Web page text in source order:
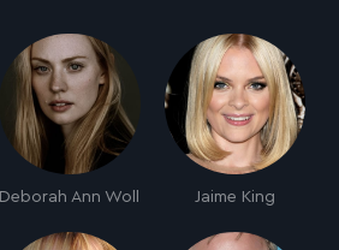
Deborah Ann Woll Jaime King